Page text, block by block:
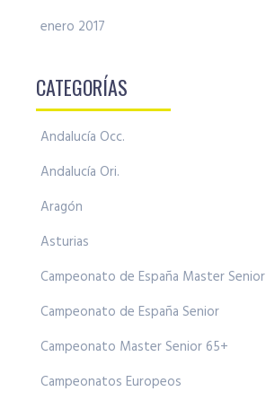
enero 2017
CATEGORÍAS
Andalucía Occ.
Andalucía Ori.
Aragón
Asturias
Campeonato de España Master Senior
Campeonato de España Senior
Campeonato Master Senior 65+
Campeonatos Europeos